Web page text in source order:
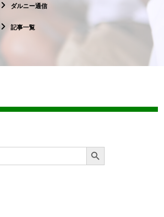
ダルニー通信
記事一覧
Search Button